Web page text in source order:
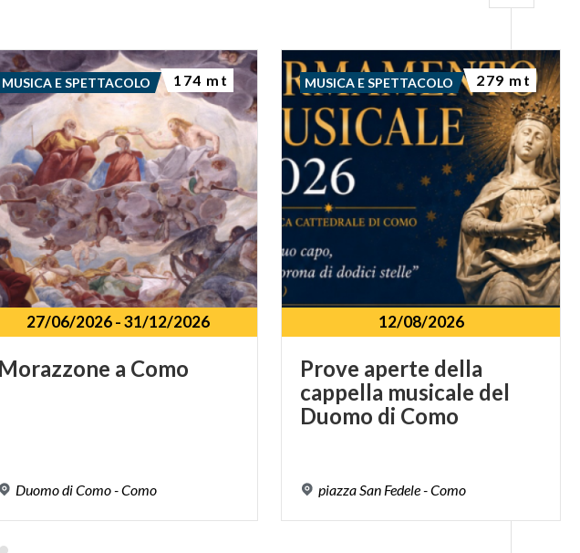
27/06/2026-31/12/2026
Morazzone a Como
DuomodiComo-Como
MUSICA E SPETTACOLO 174 mt
12/08/2026
Prove aperte della
cappella musicale del
Duomo di Como
piazza San Fedele-Como
MUSICA E SPETTACOLO 279 mt